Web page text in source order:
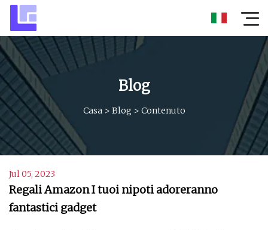
Blog
Casa > Blog > Contenuto
Jul 05, 2023
Regali Amazon I tuoi nipoti adoreranno
fantastici gadget